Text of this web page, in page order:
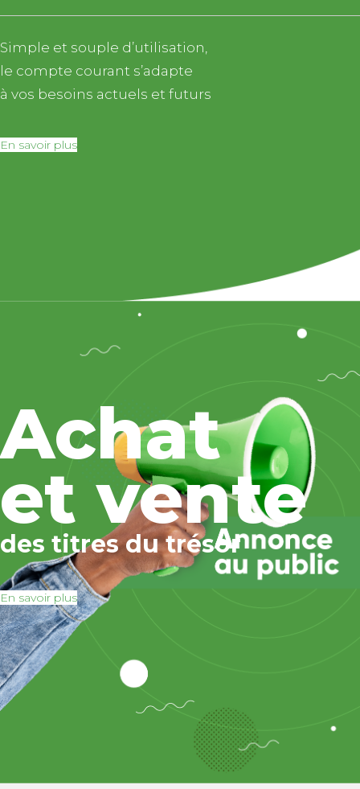
Simple et souple d’utilisation,
le compte courant s’adapte
à vos besoins actuels et futurs
En savoir plus
Achat
et vente
des titres du trésor
En savoir plus